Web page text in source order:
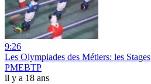
9:26
Les Olympiades des Métiers: les Stages
PMEBTP
il y a 18 ans